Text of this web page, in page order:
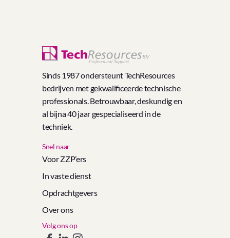
Sinds 1987 ondersteunt TechResources
bedrijven met gekwalificeerde technische
professionals. Betrouwbaar, deskundig en
al bijna 40 jaar gespecialiseerd in de
techniek.
Snel naar
Voor ZZP’ers
In vaste dienst
Opdrachtgevers
Over ons
Volg ons op